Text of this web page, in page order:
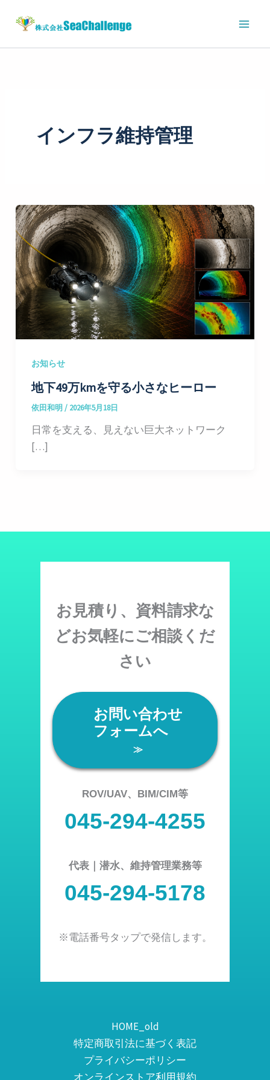
インフラ維持管理
お知らせ
地下49万kmを守る小さなヒーロー
依田和明 / 2026年5月18日
日常を支える、見えない巨大ネットワーク
[…]
お見積り、資料請求な
どお気軽にご相談くだ
さい
お問い合わせ
フォームへ
≫
ROV/UAV、BIM/CIM等
045-294-4255
代表｜潜水、維持管理業務等
045-294-5178
※電話番号タップで発信します。
HOME_old
特定商取引法に基づく表記
プライバシーポリシー
オンラインストア利用規約